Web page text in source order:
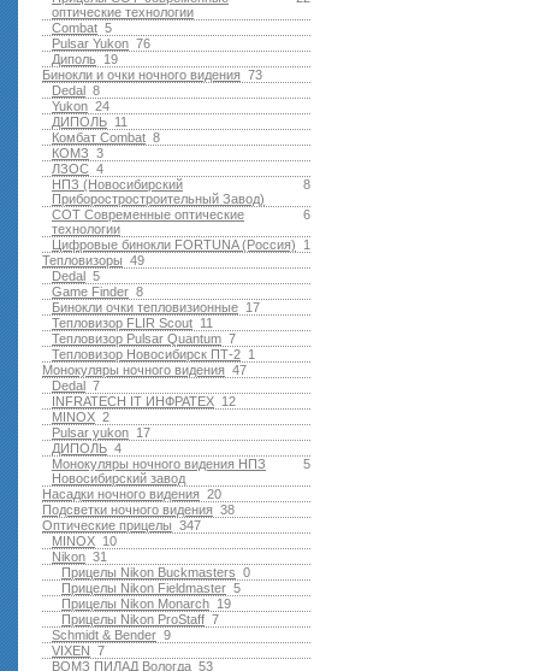
оптические технологии
5
Combat
76
Pulsar Yukon
19
Диполь
73
Бинокли и очки ночного видения
8
Dedal
24
Yukon
11
ДИПОЛЬ
8
Комбат Combat
3
КОМЗ
4
ЛЗОС
8
НПЗ (Новосибирский
Приборостростроительный Завод)
6
СОТ Современные оптические
технологии
1
Цифровые бинокли FORTUNA (Россия)
49
Тепловизоры
5
Dedal
8
Game Finder
17
Бинокли очки тепловизионные
11
Тепловизор FLIR Scout
7
Тепловизор Pulsar Quantum
1
Тепловизор Новосибирск ПТ-2
47
Монокуляры ночного видения
7
Dedal
12
INFRATECH IT ИНФРАТЕХ
2
MINOX
17
Pulsar yukon
4
ДИПОЛЬ
5
Монокуляры ночного видения НПЗ
Новосибирский завод
20
Насадки ночного видения
38
Подсветки ночного видения
347
Оптические прицелы
10
MINOX
31
Nikon
0
Прицелы Nikon Buckmasters
5
Прицелы Nikon Fieldmaster
19
Прицелы Nikon Monarch
7
Прицелы Nikon ProStaff
9
Schmidt & Bender
7
VIXEN
53
ВОМЗ ПИЛАД Вологда